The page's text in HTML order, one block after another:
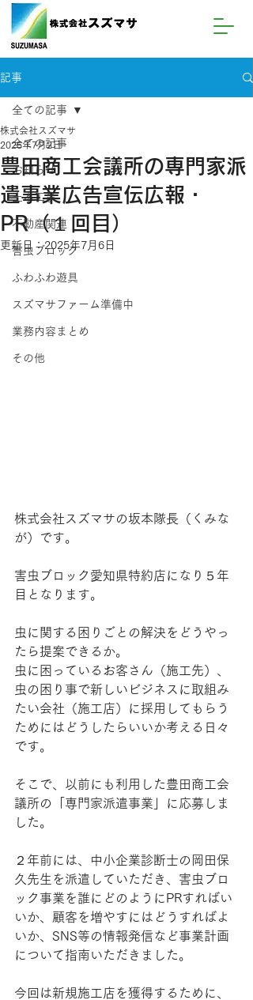
記事
全ての記事
お知らせ
土木工事
不動産関連
害虫ブロック
ふわふわ遊具
スズマサファーム準備中
業務内容まとめ
その他
全ての記事
豊田商工会議所の専門家派
遣事業広告宣伝広報・
PR（１回目）
株式会社スズマサ
2025年7月2日
更新日：2025年7月6日
株式会社スズマサの坂本隊長（くみな
が）です。
害虫ブロック愛知県特約店になり５年
目となります。
虫に関する困りごとの解決をどうやっ
たら提案できるか。
虫に困っているお客さん（施工先）、
虫の困り事で新しいビジネスに取組み
たい会社（施工店）に採用してもらう
ためにはどうしたらいいか考える日々
です。
そこで、以前にも利用した豊田商工会
議所の「専門家派遣事業」に応募しま
した。
２年前には、中小企業診断士の岡田保
久先生を派遣していただき、害虫ブロ
ック事業を誰にどのようにPRすればい
いか、顧客を増やすにはどうすればよ
いか、SNS等の情報発信など事業計画
について指南いただきました。
今回は新規施工店を獲得するために、